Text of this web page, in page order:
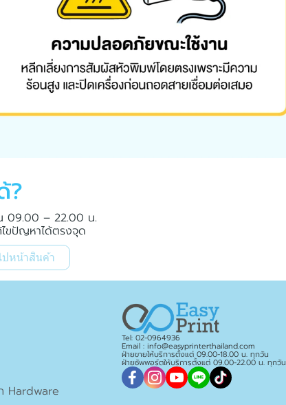
?
09.00 – 22.00 น.
ไขปัญหาได้ตรงจุด
หน้าสินค้า
Hardware
Tel: 02-0964936
Email : info@easyprinterthailand.com
ฝ่ายขายให้บริการตั้งแต่ 09.00-18.00 น. ทุกวัน
ฝ่ายซัพพอร์ตให้บริการตั้งแต่ 09.00-22.00 น. ทุกวัน